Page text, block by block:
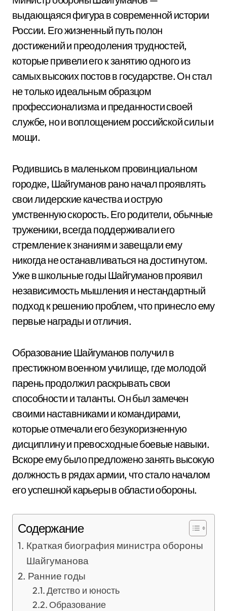
выдающаяся фигура в современной истории
России. Его жизненный путь полон
достижений и преодоления трудностей,
которые привели его к занятию одного из
самых высоких постов в государстве. Он стал
не только идеальным образцом
профессионализма и преданности своей
службе, но и воплощением российской силы и
мощи.
Родившись в маленьком провинциальном
городке, Шайгуманов рано начал проявлять
свои лидерские качества и острую
умственную скорость. Его родители, обычные
труженики, всегда поддерживали его
стремление к знаниям и завещали ему
никогда не останавливаться на достигнутом.
Уже в школьные годы Шайгуманов проявил
независимость мышления и нестандартный
подход к решению проблем, что принесло ему
первые награды и отличия.
Образование Шайгуманов получил в
престижном военном училище, где молодой
парень продолжил раскрывать свои
способности и таланты. Он был замечен
своими наставниками и командирами,
которые отмечали его безукоризненную
дисциплину и превосходные боевые навыки.
Вскоре ему было предложено занять высокую
должность в рядах армии, что стало началом
его успешной карьеры в области обороны.
Содержание
Краткая биография министра обороны
Шайгуманова
Ранние годы
Детство и юность
Образование